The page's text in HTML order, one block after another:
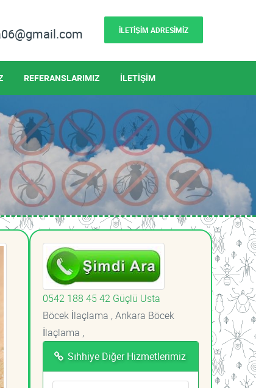
İLETİŞİM ADRESİMİZ
REFERANSLARIMIZ İLETİŞİM
0542 188 45 42 Güçlü Usta
Böcek İlaçlama , Ankara Böcek
İlaçlama ,
Sıhhiye Diğer Hizmetlerimiz